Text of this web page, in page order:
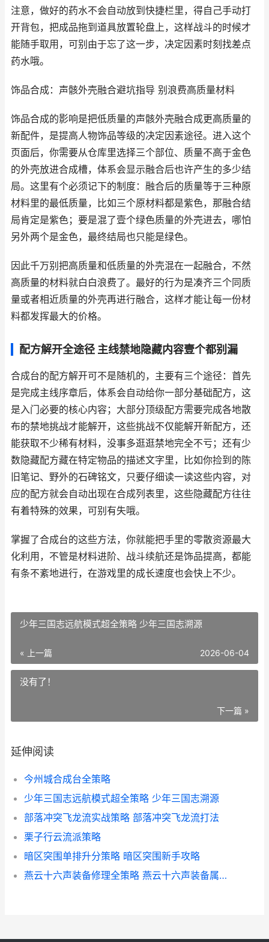
注意，做好的药水不会自动放到快捷栏里，得自己手动打
开背包，把成品拖到道具放置轮盘上，这样战斗的时候才
能随手取用，可别由于忘了这一步，决定因素时刻找差点
药水哦。
饰品合成：声骸外壳融合避坑指导 别浪费高质量材料
饰品合成的影响是把低质量的声骸外壳融合成更高质量的
新配件，是提高人物饰品等级的决定因素途径。进入这个
页面后，你需要从仓库里选择三个部位、质量不高于金色
的外壳放进合成槽，体系会显示融合后也许产生的多少结
局。这里有个必须记下的制度：融合后的质量等于三种原
材料里的最低质量，比如三个原材料都是紫色，那融合结
局肯定是紫色；要是混了壹个绿色质量的外壳进去，哪怕
另外两个是金色，最终结局也只能是绿色。
因此千万别把高质量和低质量的外壳混在一起融合，不然
高质量的材料就白白浪费了。最好的行为是凑齐三个同质
量或者相近质量的外壳再进行融合，这样才能让每一份材
料都发挥最大的价格。
配方解开全途径 主线禁地隐藏内容壹个都别漏
合成台的配方解开可不是随机的，主要有三个途径：首先
是完成主线序章后，体系会自动给你一部分基础配方，这
是入门必要的核心内容；大部分顶级配方需要完成各地散
布的禁地挑战才能解开，这些挑战不仅能解开新配方，还
能获取不少稀有材料，没事多逛逛禁地完全不亏；还有少
数隐藏配方藏在特定物品的描述文字里，比如你捡到的陈
旧笔记、野外的石碑铭文，只要仔细读一读这些内容，对
应的配方就会自动出现在合成列表里，这些隐藏配方往往
有着特殊的效果，可别有失哦。
掌握了合成台的这些方法，你就能把手里的零散资源最大
化利用，不管是材料进阶、战斗续航还是饰品提高，都能
有条不紊地进行，在游戏里的成长速度也会快上不少。
少年三国志远航模式超全策略 少年三国志溯源
« 上一篇 2026-06-04
没有了！
下一篇 »
延伸阅读
今州城合成台全策略
少年三国志远航模式超全策略 少年三国志溯源
部落冲突飞龙流实战策略 部落冲突飞龙流打法
栗子行云流派策略
暗区突围单排升分策略 暗区突围新手攻略
燕云十六声装备修理全策略 燕云十六声装备属性优先级